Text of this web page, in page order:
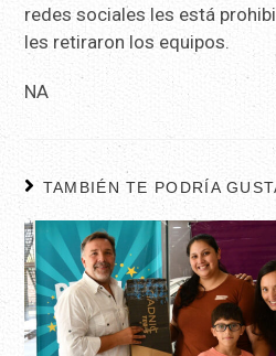
redes sociales les está
les retiraron los equipos.
NA
TAMBIÉN TE PODRÍA